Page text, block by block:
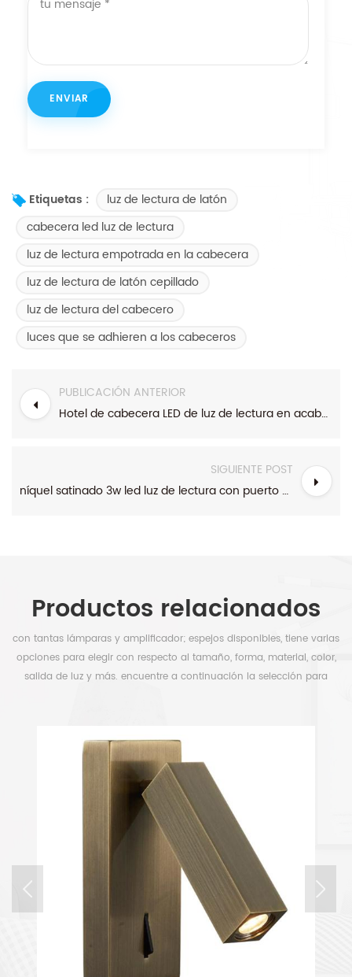
Etiquetas :
luz de lectura de latón
cabecera led luz de lectura
luz de lectura empotrada en la cabecera
luz de lectura de latón cepillado
luz de lectura del cabecero
luces que se adhieren a los cabeceros
PUBLICACIÓN ANTERIOR
Hotel de cabecera LED de luz de lectura en acabado cromado
SIGUIENTE POST
níquel satinado 3w led luz de lectura con puerto usb
Productos relacionados
con tantas lámparas y amplificador; espejos disponibles, tiene varias
opciones para elegir con respecto al tamaño, forma, material, color,
salida de luz y más. encuentre a continuación la selección para